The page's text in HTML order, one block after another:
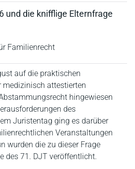
und die knifflige Elternfrage
Familienrecht
auf die praktischen
medizinisch attestierten
hingewiesen
des
Juristentag ging es darüber
Veranstaltungen
wurden die zu dieser Frage
des 71. DJT veröffentlicht.